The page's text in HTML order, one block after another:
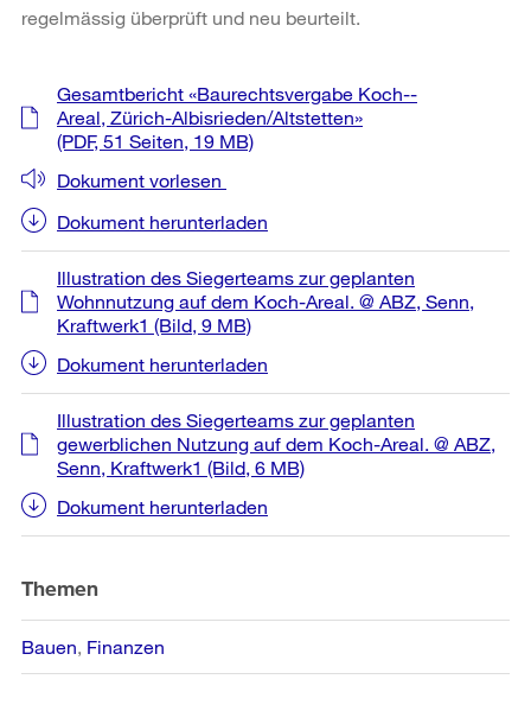
regelmässig überprüft und neu beurteilt.
Weitere
Informationen
Gesamtbericht «Baurechtsvergabe Koch-­
Areal, Zürich-­Albisrieden/Altstetten»
(PDF, 51 Seiten, 19 MB)
Dokument vorlesen
Dokument herunterladen
Illustration des Siegerteams zur geplanten
Wohnnutzung auf dem Koch-Areal. @ ABZ, Senn,
Kraftwerk1 (Bild, 9 MB)
Dokument herunterladen
Illustration des Siegerteams zur geplanten
gewerblichen Nutzung auf dem Koch-Areal. @ ABZ,
Senn, Kraftwerk1 (Bild, 6 MB)
Dokument herunterladen
Themen
Bauen Finanzen